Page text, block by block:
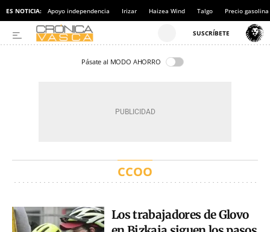
ES NOTICIA: Apoyo independencia Irizar Haizea Wind Talgo Precio gasolina
Pásate al MODO AHORRO
CCOO
Los trabajadores de Glovo